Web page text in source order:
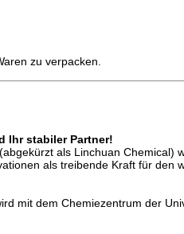
zu verpacken.
Ihr stabiler Partner!
als Linchuan Chemical)
als treibende Kraft für den
mit dem Chemiezentrum der